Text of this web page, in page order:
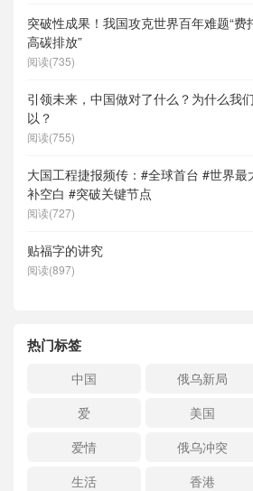
突破性成果！我国攻克世界百年难题“费
高碳排放”
阅读(735)
引领未来，中国做对了什么？为什么我
以？
阅读(755)
大国工程捷报频传：#全球首台 #世界最
补空白 #突破关键节点
阅读(727)
贴福字的讲究
阅读(897)
热门标签
中国 俄乌新局
爱
美国
爱情
俄乌冲突
生活
香港